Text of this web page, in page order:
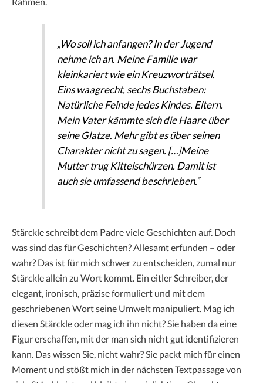
„Wo soll ich anfangen? In der Jugend
nehme ich an. Meine Familie war
kleinkariert wie ein Kreuzworträtsel.
Eins waagrecht, sechs Buchstaben:
Natürliche Feinde jedes Kindes. Eltern.
Mein Vater kämmte sich die Haare über
seine Glatze. Mehr gibt es über seinen
Charakter nicht zu sagen. […]Meine
Mutter trug Kittelschürzen. Damit ist
auch sie umfassend beschrieben.“
Stärckle schreibt dem Padre viele Geschichten auf. Doch
was sind das für Geschichten? Allesamt erfunden – oder
wahr? Das ist für mich schwer zu entscheiden, zumal nur
Stärckle allein zu Wort kommt. Ein eitler Schreiber, der
elegant, ironisch, präzise formuliert und mit dem
geschriebenen Wort seine Umwelt manipuliert. Mag ich
diesen Stärckle oder mag ich ihn nicht? Sie haben da eine
Figur erschaffen, mit der man sich nicht gut identifizieren
kann. Das wissen Sie, nicht wahr? Sie packt mich für einen
Moment und stößt mich in der nächsten Textpassage von